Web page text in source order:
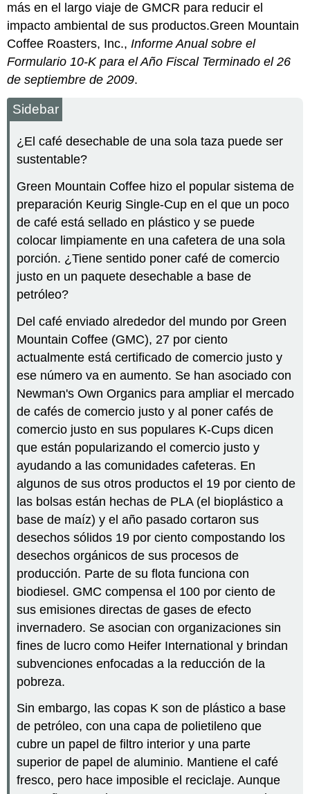
más en el largo viaje de GMCR para reducir el
impacto ambiental de sus productos.Green Mountain
Coffee Roasters, Inc.,Informe Anual sobre el
Formulario 10-K para el Año Fiscal Terminado el 26
de septiembre de 2009.
Sidebar
¿El café desechable de una sola taza puede ser
sustentable?
Green Mountain Coffee hizo el popular sistema de
preparación Keurig Single-Cup en el que un poco
de café está sellado en plástico y se puede
colocar limpiamente en una cafetera de una sola
porción. ¿Tiene sentido poner café de comercio
justo en un paquete desechable a base de
petróleo?
Del café enviado alrededor del mundo por Green
Mountain Coffee (GMC), 27 por ciento
actualmente está certificado de comercio justo y
ese número va en aumento. Se han asociado con
Newman's Own Organics para ampliar el mercado
de cafés de comercio justo y al poner cafés de
comercio justo en sus populares K-Cups dicen
que están popularizando el comercio justo y
ayudando a las comunidades cafeteras. En
algunos de sus otros productos el 19 por ciento de
las bolsas están hechas de PLA (el bioplástico a
base de maíz) y el año pasado cortaron sus
desechos sólidos 19 por ciento compostando los
desechos orgánicos de sus procesos de
producción. Parte de su flota funciona con
biodiesel. GMC compensa el 100 por ciento de
sus emisiones directas de gases de efecto
invernadero. Se asocian con organizaciones sin
fines de lucro como Heifer International y brindan
subvenciones enfocadas a la reducción de la
pobreza.
Sin embargo, las copas K son de plástico a base
de petróleo, con una capa de polietileno que
cubre un papel de filtro interior y una parte
superior de papel de aluminio. Mantiene el café
fresco, pero hace imposible el reciclaje. Aunque